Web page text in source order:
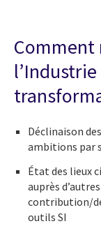
Comment
Déclinaison
ambitions par
État des lieux
auprès
contribution/
outils SI